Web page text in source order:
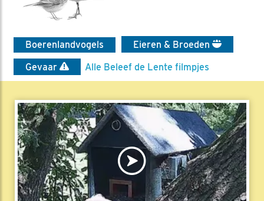
Boerenlandvogels
Eieren & Broeden
Gevaar
Alle Beleef de Lente filmpjes